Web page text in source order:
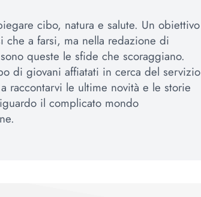
cibo, natura e salute. Un obiettivo
che a farsi, ma nella redazione di
queste le sfide che scoraggiano.
di giovani affiatati in cerca del servizio
raccontarvi le ultime novità e le storie
il complicato mondo